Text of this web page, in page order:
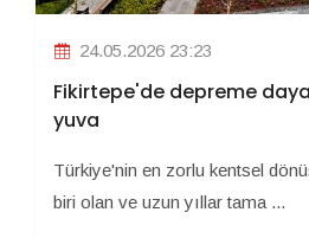
24.05.2026 23:23
Fikirtepe'de depreme
yuva
Türkiye'nin en zorlu kentsel
biri olan ve uzun yıllar tama ...